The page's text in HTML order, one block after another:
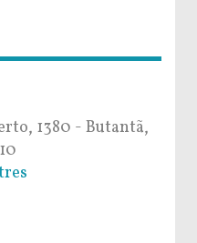
1380 - Butantã,